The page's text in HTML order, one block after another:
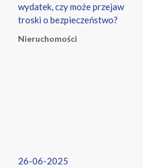
wydatek, czy może przejaw
troski o bezpieczeństwo?
Nieruchomości
26-06-2025